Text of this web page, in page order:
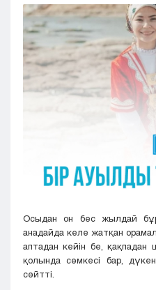
Павлодар
Петропавловск
Семей
Талдыкорган
Тараз
Туркестан
Осыдан он бес жылдай
анадайда келе жатқан
аптадан кейін бе,
қолында сөмкесі бар,
сөйтті.